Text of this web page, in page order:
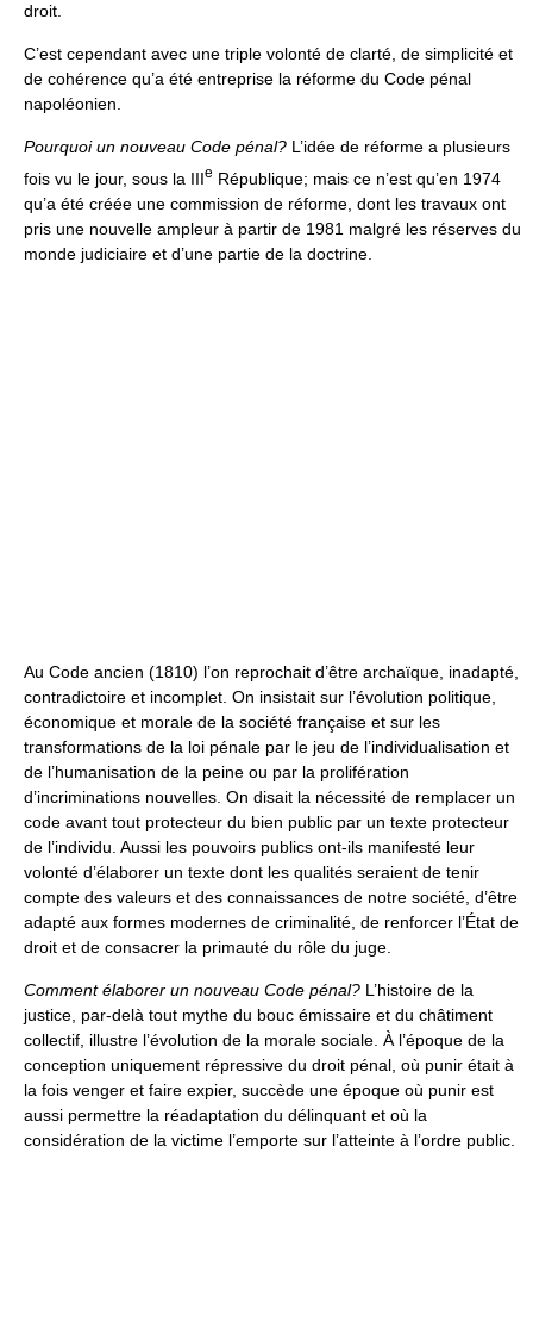
droit.
C’est cependant avec une triple volonté de clarté, de simplicité et
de cohérence qu’a été entreprise la réforme du Code pénal
napoléonien.
Pourquoi un nouveau Code pénal? L’idée de réforme a plusieurs
fois vu le jour, sous la IIIe République; mais ce n’est qu’en 1974
qu’a été créée une commission de réforme, dont les travaux ont
pris une nouvelle ampleur à partir de 1981 malgré les réserves du
monde judiciaire et d’une partie de la doctrine.
Au Code ancien (1810) l’on reprochait d’être archaïque, inadapté,
contradictoire et incomplet. On insistait sur l’évolution politique,
économique et morale de la société française et sur les
transformations de la loi pénale par le jeu de l’individualisation et
de l’humanisation de la peine ou par la prolifération
d’incriminations nouvelles. On disait la nécessité de remplacer un
code avant tout protecteur du bien public par un texte protecteur
de l’individu. Aussi les pouvoirs publics ont-ils manifesté leur
volonté d’élaborer un texte dont les qualités seraient de tenir
compte des valeurs et des connaissances de notre société, d’être
adapté aux formes modernes de criminalité, de renforcer l’État de
droit et de consacrer la primauté du rôle du juge.
Comment élaborer un nouveau Code pénal? L’histoire de la
justice, par-delà tout mythe du bouc émissaire et du châtiment
collectif, illustre l’évolution de la morale sociale. À l’époque de la
conception uniquement répressive du droit pénal, où punir était à
la fois venger et faire expier, succède une époque où punir est
aussi permettre la réadaptation du délinquant et où la
considération de la victime l’emporte sur l’atteinte à l’ordre public.